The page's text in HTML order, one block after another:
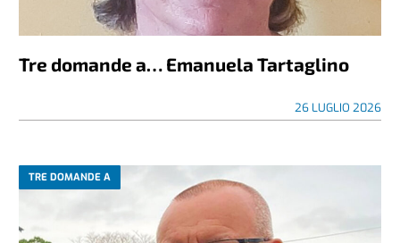
Tre domande a… Emanuela Tartaglino
26 LUGLIO 2026
TRE DOMANDE A